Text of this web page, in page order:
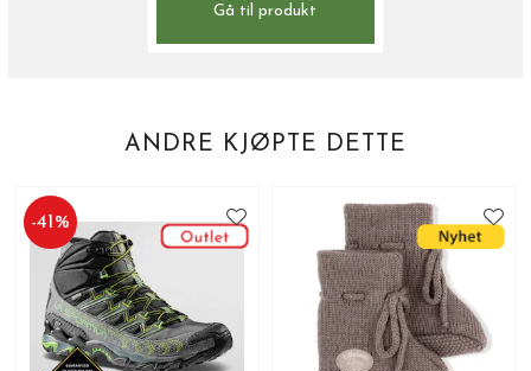
Gå til produkt
ANDRE KJØPTE DETTE
-41 %